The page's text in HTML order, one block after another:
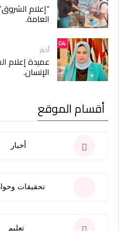
“إعلام
العامة.
04
أخبار
عميدة إعلام
الإنسان.
أقسام الموقع
أخبار
تحقيقات
تعليم